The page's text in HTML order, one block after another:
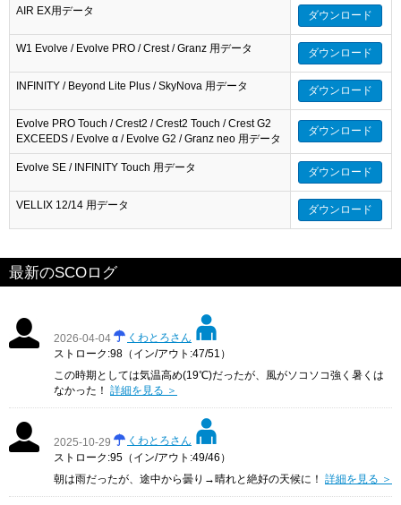
AIR EX用データ ダウンロード
W1 Evolve / Evolve PRO / Crest / Granz 用データ ダウンロード
INFINITY / Beyond Lite Plus / SkyNova 用データ ダウンロード
Evolve PRO Touch / Crest2 / Crest2 Touch / Crest G2
EXCEEDS / Evolve α / Evolve G2 / Granz neo 用データ
ダウンロード
Evolve SE / INFINITY Touch 用データ ダウンロード
VELLIX 12/14 用データ ダウンロード
最新のSCOログ
2026-04-04
くわとろさん
ストローク:98（イン/アウト:47/51）
この時期としては気温高め(19℃)だったが、風がソコソコ強く暑くは
なかった！ 詳細を見る ＞
2025-10-29
くわとろさん
ストローク:95（イン/アウト:49/46）
朝は雨だったが、途中から曇り→晴れと絶好の天候に！ 詳細を見る ＞